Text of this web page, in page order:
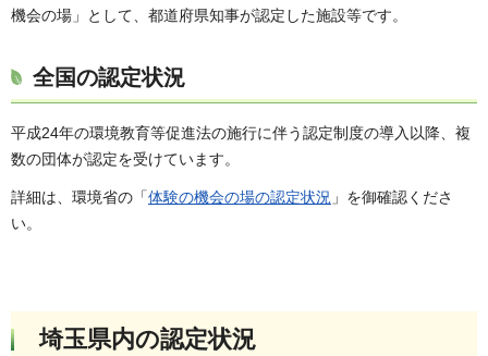
機会の場」として、都道府県知事が認定した施設等です。
全国の認定状況
平成24年の環境教育等促進法の施行に伴う認定制度の導入以降、複
数の団体が認定を受けています。
詳細は、環境省の「体験の機会の場の認定状況 」を御確認くださ
い。
埼玉県内の認定状況